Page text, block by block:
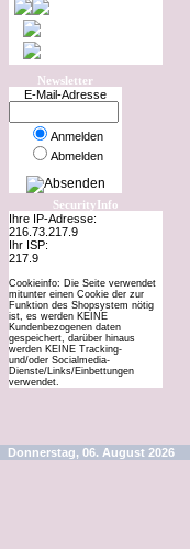
Newsletter
E-Mail-Adresse
Anmelden
Abmelden
SecurityInfo
Ihre IP-Adresse:
216.73.217.9
Ihr ISP:
217.9
Cookieinfo: Die Seite verwendet
mitunter einen Cookie der zur
Funktion des Shopsystem nötig
ist, es werden KEINE
Kundenbezogenen daten
gespeichert, darüber hinaus
werden KEINE Tracking-
und/oder Socialmedia-
Dienste/Links/Einbettungen
verwendet.
Donnerstag, 06. August 2026